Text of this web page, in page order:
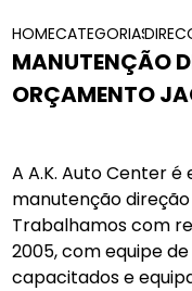
HOMECATEGORIAS
MANUTENÇÃO
ORÇAMENTO
A A.K. Auto Center
manutenção
Trabalhamos com
2005, com equipe
capacitados e